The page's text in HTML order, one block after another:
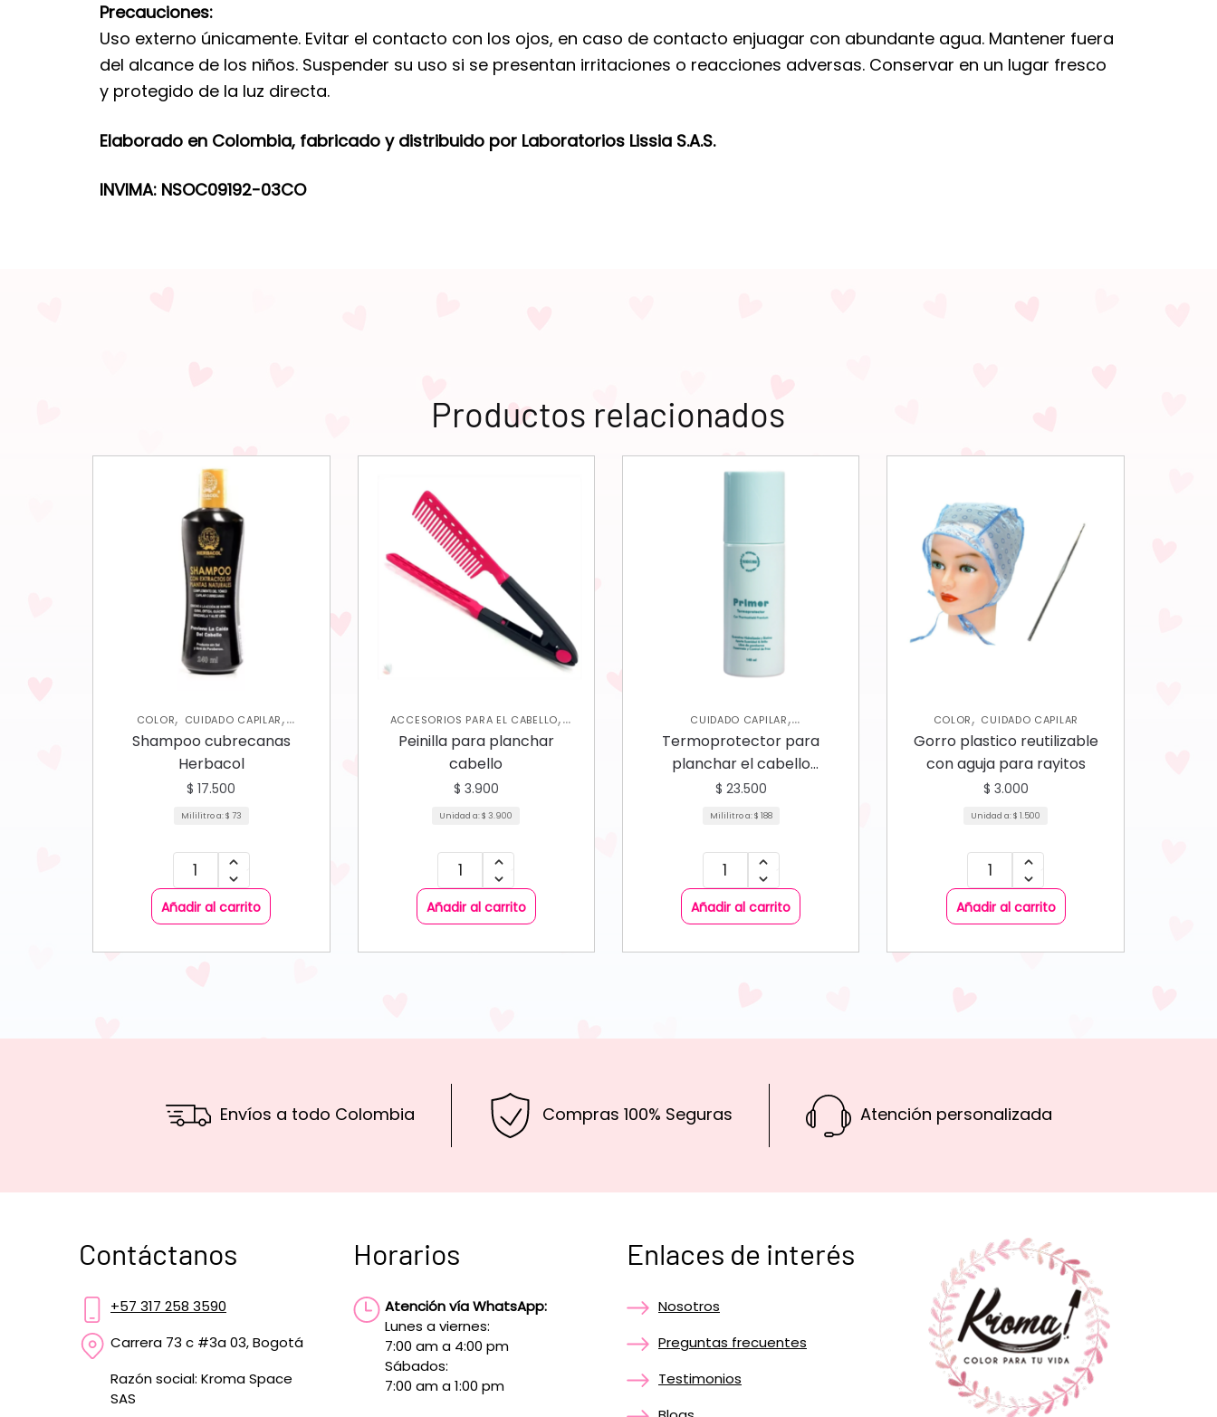
Precauciones:
Uso externo únicamente. Evitar el contacto con los ojos, en caso de contacto enjuagar con abundante agua. Mantener fuera
del alcance de los niños. Suspender su uso si se presentan irritaciones o reacciones adversas. Conservar en un lugar fresco
y protegido de la luz directa.
Elaborado en Colombia, fabricado y distribuido por Laboratorios Lissia S.A.S.
INVIMA: NSOC09192-03CO
Productos relacionados
COLOR, CUIDADO CAPILAR,
SHAMPOOS Y ACONDICIONADORES
Shampoo cubrecanas
Herbacol
$ 17.500
Mililitro a:$ 73
Añadir al carrito
ACCESORIOS PARA EL CABELLO,
CUIDADO CAPILAR
Peinilla para planchar
cabello
$ 3.900
Unidad a:$ 3.900
Añadir al carrito
CUIDADO CAPILAR,
TERMOPROTECTOR
Termoprotector para
planchar el cabello
Mandarinna
$ 23.500
Mililitro a:$ 188
Añadir al carrito
COLOR, CUIDADO CAPILAR
Gorro plastico reutilizable
con aguja para rayitos
$ 3.000
Unidad a:$ 1.500
Añadir al carrito
Envíos a todo Colombia Compras 100% Seguras Atención personalizada
Contáctanos
+57 317 258 3590
Carrera 73 c #3a 03, Bogotá
Razón social: Kroma Space
SAS
Horarios
Atención vía WhatsApp:
Lunes a viernes:
7:00 am a 4:00 pm
Sábados:
7:00 am a 1:00 pm
Enlaces de interés
Nosotros
Preguntas frecuentes
Testimonios